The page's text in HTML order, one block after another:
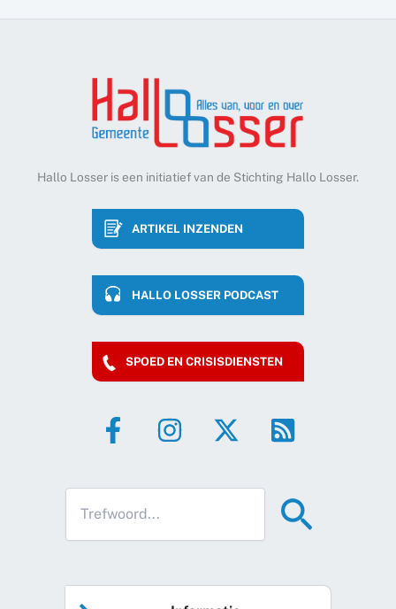
Hallo Losser is een initiatief van de Stichting Hallo Losser.
ARTIKEL INZENDEN
HALLO LOSSER PODCAST
SPOED EN CRISISDIENSTEN